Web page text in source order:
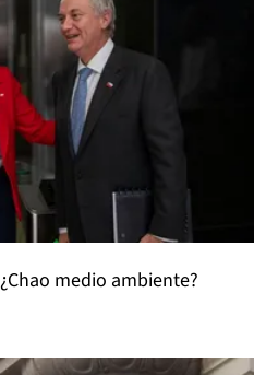
medio ambiente?